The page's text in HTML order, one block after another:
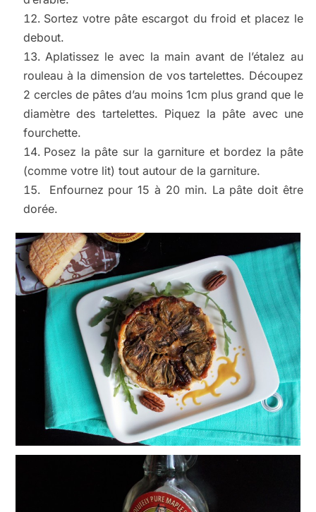
Sortez votre pâte escargot du froid et placez le
debout.
Aplatissez le avec la main avant de l’étalez au
rouleau à la dimension de vos tartelettes. Découpez
2 cercles de pâtes d’au moins 1cm plus grand que le
diamètre des tartelettes. Piquez la pâte avec une
fourchette.
Posez la pâte sur la garniture et bordez la pâte
(comme votre lit) tout autour de la garniture.
Enfournez pour 15 à 20 min. La pâte doit être
dorée.